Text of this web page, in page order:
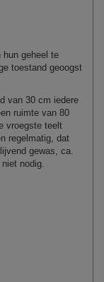
hun geheel te
toestand geoogst
van 30 cm iedere
ruimte van 80
vroegste teelt
regelmatig, dat
gewas, ca.
nodig.